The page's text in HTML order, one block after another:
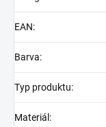
EAN:
Barva:
Typ produktu:
Materiál :